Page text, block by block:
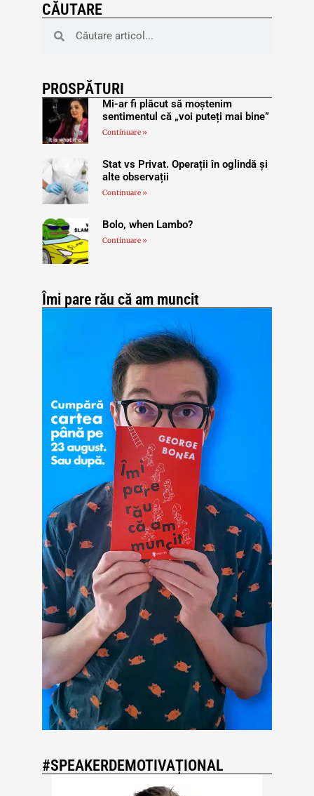
CĂUTARE
PROSPĂTURI
Mi-ar fi plăcut să moștenim
sentimentul că „voi puteți mai bine”
Continuare »
Stat vs Privat. Operații în oglindă și
alte observații
Continuare »
Bolo, when Lambo?
Continuare »
Îmi pare rău că am muncit
#SPEAKERDEMOTIVAȚIONAL